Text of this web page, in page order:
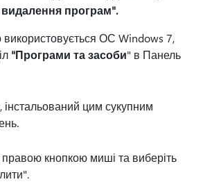
видалення програм".
ОС Windows 7,
"Програми та засоби" в Панель
інстальований цим сукупним
правою кнопкою миші та виберіть